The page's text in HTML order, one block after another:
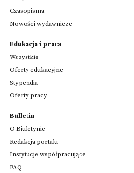
rozwijania
ich
kulturowych
i
do
głębszej,
samodzielnej
prozy
poezji.
Przeglądaj
Czasopisma
Nowości wydawnicze
Edukacja i praca
Wszystkie
Oferty edukacyjne
Stypendia
Oferty pracy
Bulletin
O Biuletynie
Redakcja portalu
Instytucje współpracujące
FAQ